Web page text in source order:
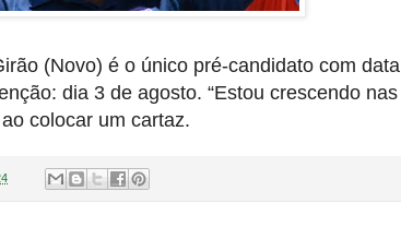
(Novo) é o único pré-candidato com data
dia 3 de agosto. “Estou crescendo nas
colocar um cartaz.